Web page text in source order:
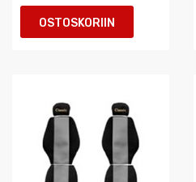
OSTOSKORIIN